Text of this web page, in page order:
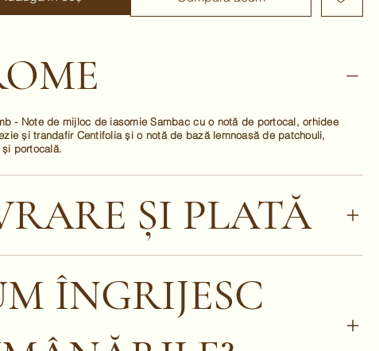
- Note de mijloc de iasomie Sambac cu o notă de portocal, orhidee
și trandafir Centifolia și o notă de bază lemnoasă de patchouli,
portocală.
ȘI PLATĂ
ÎNGRIJESC